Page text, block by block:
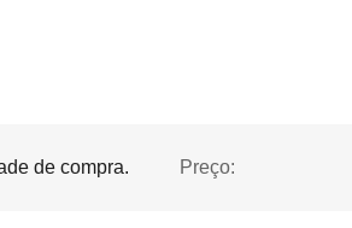
de compra. Preço: